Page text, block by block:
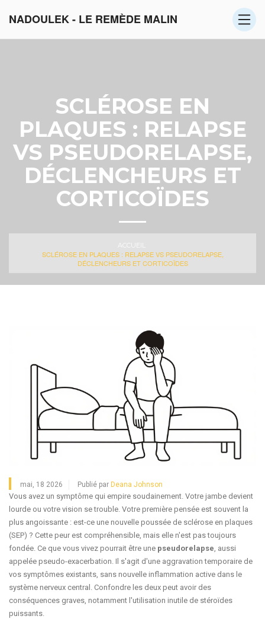
NADOULEK - LE REMÈDE MALIN
SCLÉROSE EN
PLAQUES : RELAPSE
VS PSEUDORELAPSE,
DÉCLENCHEURS ET
CORTICOÏDES
ACCUEIL
SCLÉROSE EN PLAQUES : RELAPSE VS PSEUDORELAPSE,
DÉCLENCHEURS ET CORTICOÏDES
mai, 18 2026 Publié par Deana Johnson
Vous avez un symptôme qui empire soudainement. Votre jambe devient
lourde ou votre vision se trouble. Votre première pensée est souvent la
plus angoissante : est-ce une nouvelle poussée de sclérose en plaques
(SEP) ? Cette peur est compréhensible, mais elle n'est pas toujours
fondée. Ce que vous vivez pourrait être une pseudorelapse, aussi
appelée pseudo-exacerbation. Il s'agit d'une aggravation temporaire de
vos symptômes existants, sans nouvelle inflammation active dans le
système nerveux central. Confondre les deux peut avoir des
conséquences graves, notamment l'utilisation inutile de stéroïdes
puissants.